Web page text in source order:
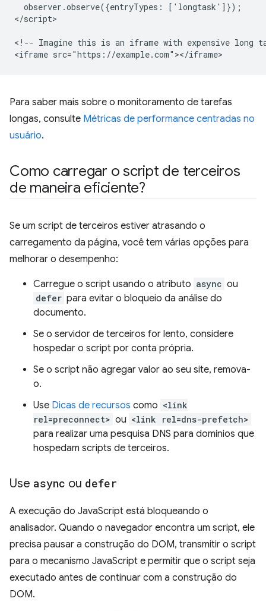
  observer.observe({entryTypes: ['longtask']});
</script>
<!-- Imagine this is an iframe with expensive long
Para saber mais sobre o monitoramento de tarefas
longas, consulte Métricas de performance centradas no
usuário.
Como carregar o script de terceiros
de maneira eficiente?
Se um script de terceiros estiver atrasando o
carregamento da página, você tem várias opções para
melhorar o desempenho:
Carregue o script usando o atributo async ou
defer para evitar o bloqueio da análise do
documento.
Se o servidor de terceiros for lento, considere
hospedar o script por conta própria.
Se o script não agregar valor ao seu site, remova-
o.
Use Dicas de recursos como <link
rel=preconnect> ou <link rel=dns-prefetch>
para realizar uma pesquisa DNS para domínios que
hospedam scripts de terceiros.
Use async ou defer
A execução do JavaScript está bloqueando o
analisador. Quando o navegador encontra um script, ele
precisa pausar a construção do DOM, transmitir o script
para o mecanismo JavaScript e permitir que o script seja
executado antes de continuar com a construção do
DOM.